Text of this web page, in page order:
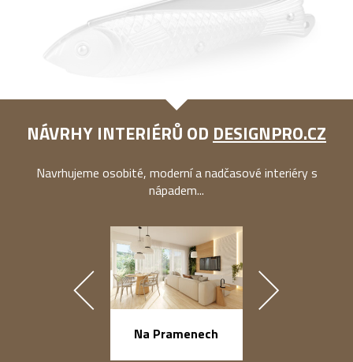
NÁVRHY INTERIÉRŮ OD DESIGNPRO.CZ
Navrhujeme osobité, moderní a nadčasové interiéry s
nápadem...
Na Pramenech